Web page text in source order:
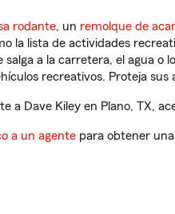
rodante, un remolque de
la lista de actividades
a la carretera, el agua o
recreativos. Proteja
a Dave Kiley en Plano, TX,
a un agente para obtener